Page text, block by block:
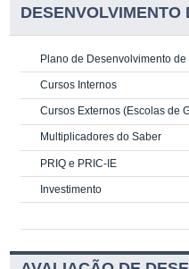
DESENVOLVIMENTO
Plano de Desenvolvimento de
Cursos Internos
Cursos Externos (Escolas de
Multiplicadores do Saber
PRIQ e PRIC-IE
Investimento